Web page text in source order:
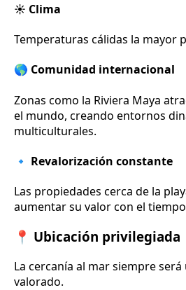
☀️ Clima
Temperaturas cálidas la mayor
🌎 Comunidad internacional
Zonas como la Riviera Maya
el mundo, creando entornos
multiculturales.
🔹 Revalorización constante
Las propiedades cerca de la
aumentar su valor con el
📍 Ubicación privilegiada
La cercanía al mar siempre
valorado.